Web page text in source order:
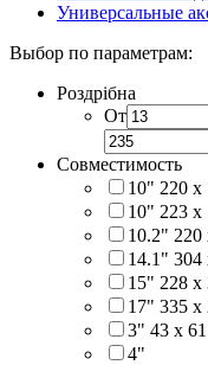
Универсальные
Выбор по параметрам:
Роздрібна
От
Совместимость
10" 220
10" 223 x
10.2" 220
14.1" 304
15" 228 x
17" 335 х
3" 43 x 61
4"